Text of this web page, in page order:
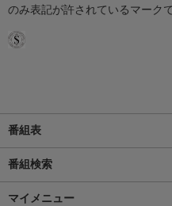
のみ表記が許されているマークで
番組表
番組検索
マイメニュー